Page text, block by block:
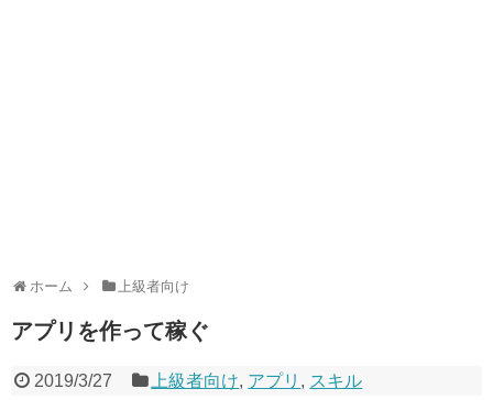
ホーム 上級者向け
アプリを作って稼ぐ
2019/3/27 上級者向け, アプリ , スキル